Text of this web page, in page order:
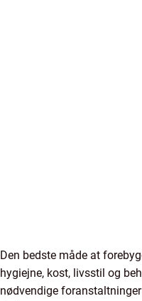
Den bedste måde at
hygiejne, kost, livsstil og
nødvendige